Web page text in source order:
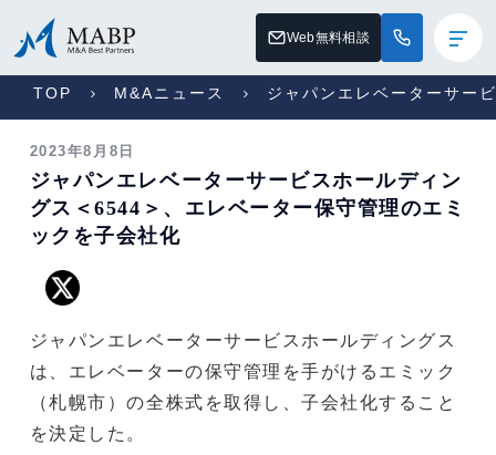
Web無料相談
TOP M&Aニュース ジャパンエレベーターサー
2023年8月8日
ジャパンエレベーターサービスホールディン
グス＜6544＞、エレベーター保守管理のエミ
ックを子会社化
ジャパンエレベーターサービスホールディングス
は、エレベーターの保守管理を手がけるエミック
（札幌市）の全株式を取得し、子会社化すること
を決定した。